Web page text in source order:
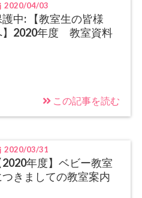
2020/04/03
中: 【教室生の皆様
】2020年度 教室資料
この記事を読む
2020/03/31
2020年度】ベビー教室
つきましての教室案内